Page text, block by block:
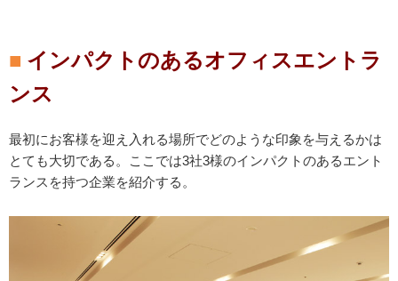
インパクトのあるオフィスエントラ
ンス
最初にお客様を迎え入れる場所でどのような印象を与えるかは
とても大切である。ここでは3社3様のインパクトのあるエント
ランスを持つ企業を紹介する。